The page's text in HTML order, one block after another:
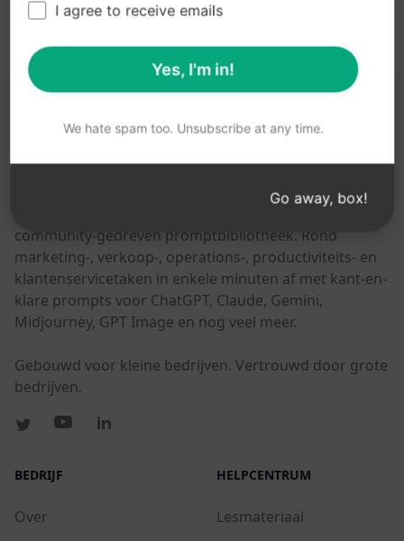
AIPRM
community-gedreven promptbibliotheek. Rond
marketing-, verkoop-, operations-, productiviteits- en
klantenservicetaken in enkele minuten af met kant-en-
klare prompts voor ChatGPT, Claude, Gemini,
Midjourney, GPT Image en nog veel meer.
Gebouwd voor kleine bedrijven. Vertrouwd door grote
bedrijven.
BEDRIJF
Over
HELPCENTRUM
Lesmateriaal
I agree to receive emails
Yes, I'm in!
We hate spam too. Unsubscribe at any time.
Go away, box!